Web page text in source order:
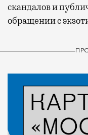
скандалов и
обращении с